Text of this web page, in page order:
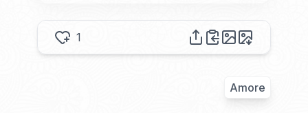
1
Amore